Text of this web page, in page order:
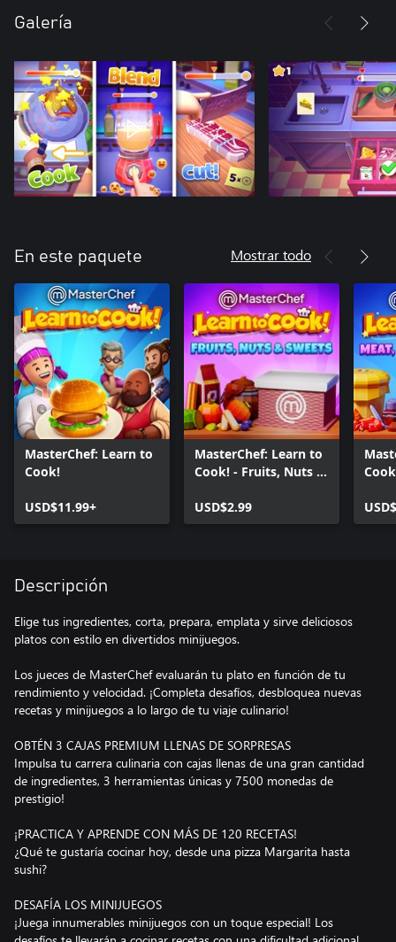
Galería
En este paquete Mostrar todo
MasterChef: Learn to
Cook!
USD$11.99+
MasterChef: Learn to
Cook! - Fruits, Nuts &
USD$2.99
Descripción
Elige tus ingredientes, corta, prepara, emplata y sirve deliciosos
platos con estilo en divertidos minijuegos.
Los jueces de MasterChef evaluarán tu plato en función de tu
rendimiento y velocidad. ¡Completa desafíos, desbloquea nuevas
recetas y minijuegos a lo largo de tu viaje culinario!
OBTÉN 3 CAJAS PREMIUM LLENAS DE SORPRESAS
Impulsa tu carrera culinaria con cajas llenas de una gran cantidad
de ingredientes, 3 herramientas únicas y 7500 monedas de
prestigio!
¡PRACTICA Y APRENDE CON MÁS DE 120 RECETAS!
¿Qué te gustaría cocinar hoy, desde una pizza Margarita hasta
sushi?
DESAFÍA LOS MINIJUEGOS
¡Juega innumerables minijuegos con un toque especial! Los